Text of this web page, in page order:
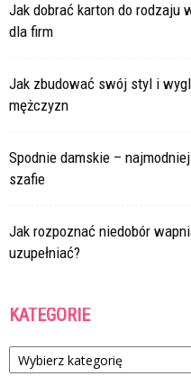
Jak dobrać karton do rodzaju
dla firm
Jak zbudować swój styl i
mężczyzn
Spodnie damskie –
szafie
Jak rozpoznać niedobór
uzupełniać?
KATEGORIE
Kategorie